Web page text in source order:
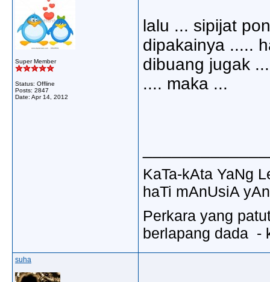
Super Member
Status: Offline
Posts: 2847
Date: Apr 14, 2012
lalu ... sipijat
dipakainya .....
dibuang jugak
.... maka ...
KaTa-kAta YaNg
haTi mAnUsiA
Perkara yang
berlapang dada -
suha